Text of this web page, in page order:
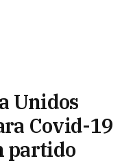
Unidos
Covid-19
partido